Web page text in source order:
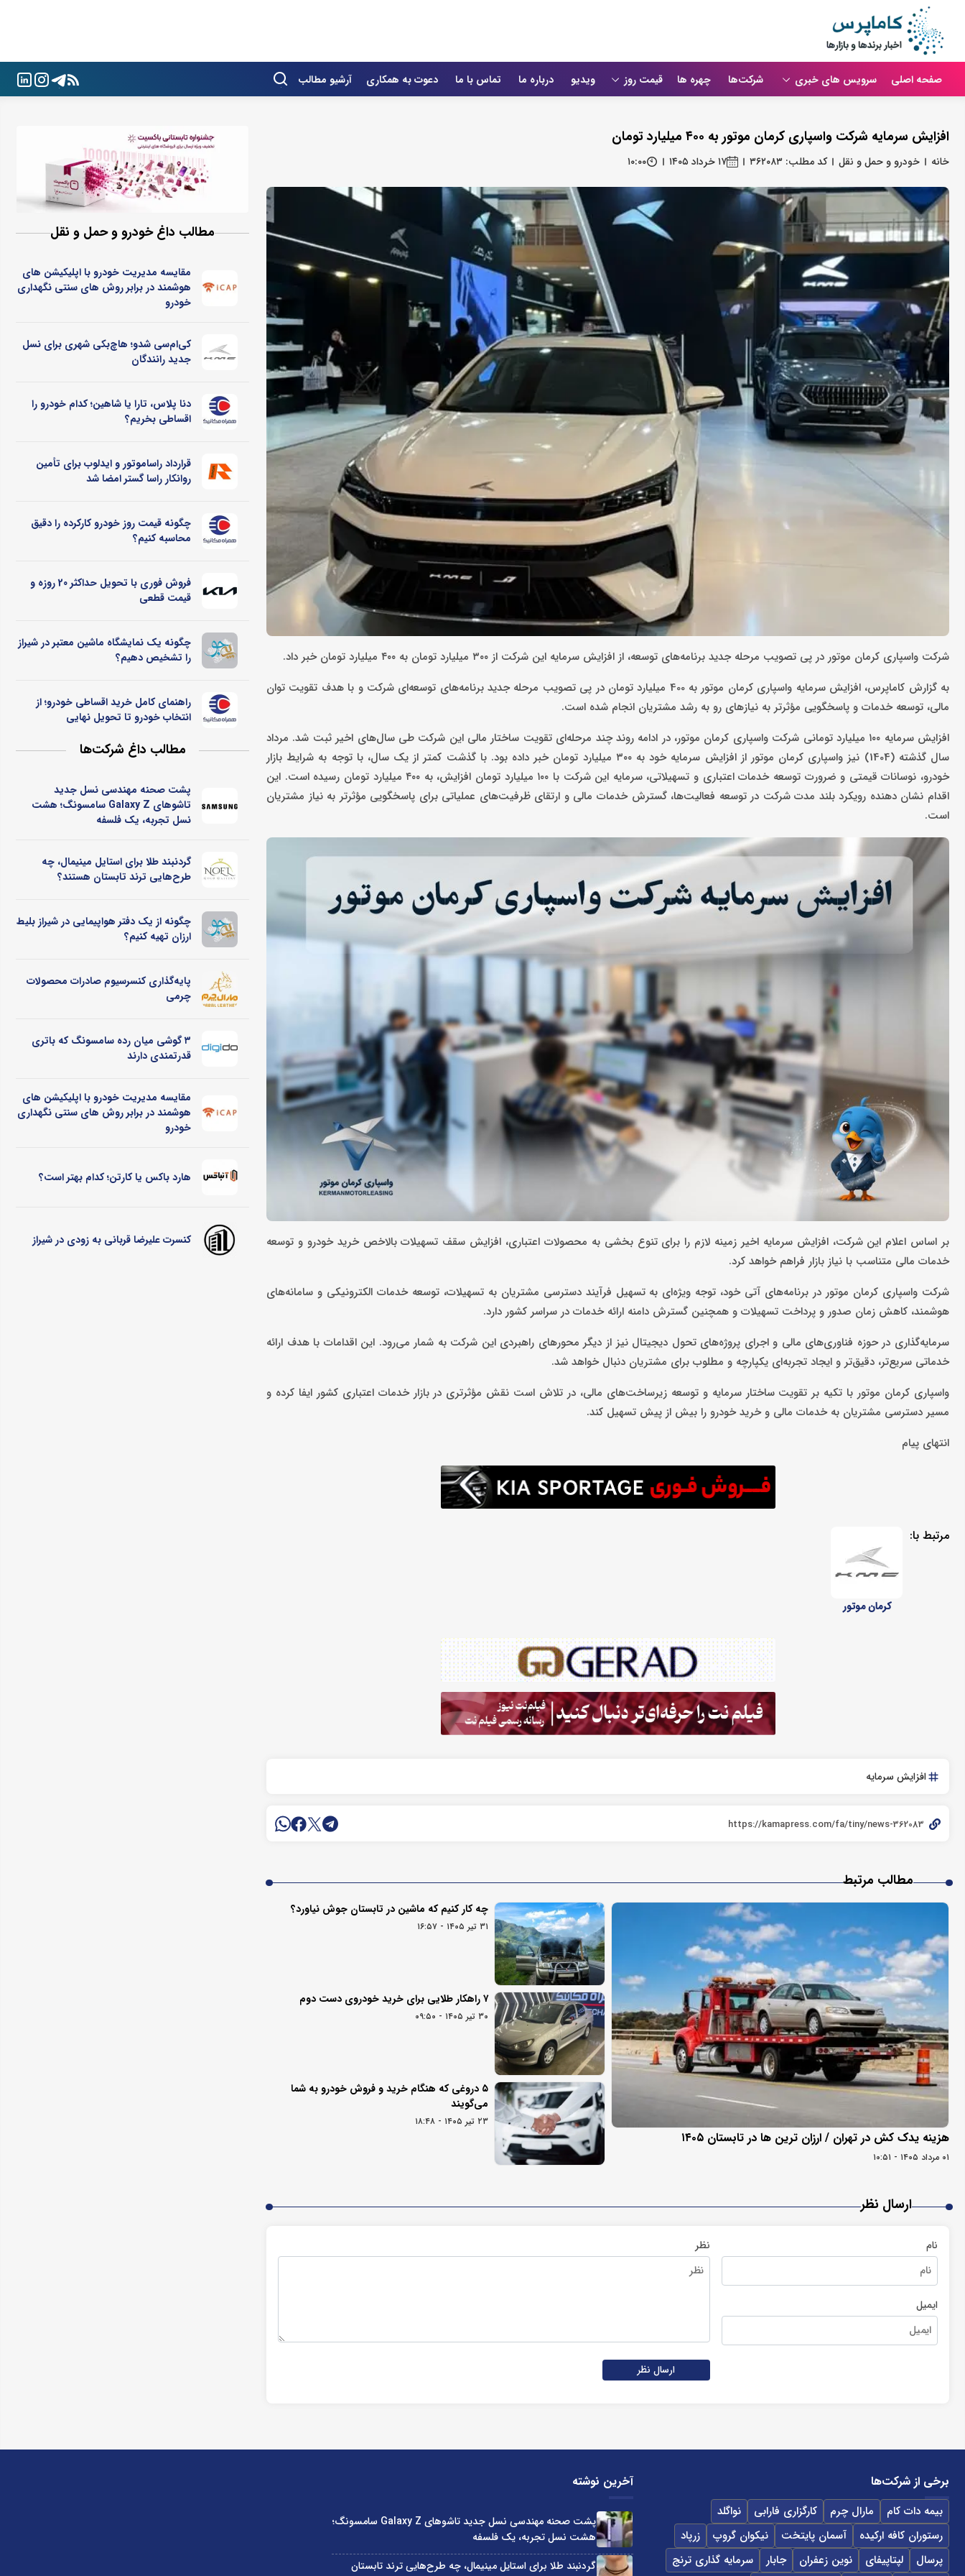
صفحه اصلی سرویس های خبری شرکت‌ها چهره ها قیمت روز ویدیو درباره ما تماس با ما دعوت به همکاری آرشیو مطالب
افزایش سرمایه شرکت واسپاری کرمان موتور به ۴۰۰ میلیارد تومان
خانه خودرو و حمل و نقل کد مطلب: ۳۶۲۰۸۳ ۱۷ خرداد ۱۴۰۵ ۱۰:۰۰
شرکت واسپاری کرمان موتور در پی تصویب مرحله جدید برنامه‌های توسعه، از افزایش سرمایه این شرکت از ۳۰۰ میلیارد تومان به ۴۰۰ میلیارد تومان خبر داد.
به گزارش کاماپرس، افزایش سرمایه واسپاری کرمان موتور به 400 میلیارد تومان در پی تصویب مرحله جدید برنامه‌های توسعه‌ای شرکت و با هدف تقویت توان
مالی، توسعه خدمات و پاسخگویی مؤثرتر به نیازهای رو به رشد مشتریان انجام شده است.
افزایش سرمایه ۱۰۰ میلیارد تومانی شرکت واسپاری کرمان موتور، در ادامه روند چند مرحله‌ای تقویت ساختار مالی این شرکت طی سال‌های اخیر ثبت شد. مرداد
سال گذشته (1404) نیز واسپاری کرمان موتور از افزایش سرمایه خود به ۳۰۰ میلیارد تومان خبر داده بود. با گذشت کمتر از یک سال، با توجه به شرایط بازار
خودرو، نوسانات قیمتی و ضرورت توسعه خدمات اعتباری و تسهیلاتی، سرمایه این شرکت با ۱۰۰ میلیارد تومان افزایش، به ۴۰۰ میلیارد تومان رسیده است. این
اقدام نشان دهنده رویکرد بلند مدت شرکت در توسعه فعالیت‌ها، گسترش خدمات مالی و ارتقای ظرفیت‌های عملیاتی برای پاسخگویی مؤثرتر به نیاز مشتریان
است.
بر اساس اعلام این شرکت، افزایش سرمایه اخیر زمینه لازم را برای تنوع بخشی به محصولات اعتباری، افزایش سقف تسهیلات بالاخص خرید خودرو و توسعه
خدمات مالی متناسب با نیاز بازار فراهم خواهد کرد.
شرکت واسپاری کرمان موتور در برنامه‌های آتی خود، توجه ویژه‌ای به تسهیل فرآیند دسترسی مشتریان به تسهیلات، توسعه خدمات الکترونیکی و سامانه‌های
هوشمند، کاهش زمان صدور و پرداخت تسهیلات و همچنین گسترش دامنه ارائه خدمات در سراسر کشور دارد.
سرمایه‌گذاری در حوزه فناوری‌های مالی و اجرای پروژه‌های تحول دیجیتال نیز از دیگر محورهای راهبردی این شرکت به شمار می‌رود. این اقدامات با هدف ارائه
خدماتی سریع‌تر، دقیق‌تر و ایجاد تجربه‌ای یکپارچه و مطلوب برای مشتریان دنبال خواهد شد.
واسپاری کرمان موتور با تکیه بر تقویت ساختار سرمایه و توسعه زیرساخت‌های مالی، در تلاش است نقش مؤثرتری در بازار خدمات اعتباری کشور ایفا کرده و
مسیر دسترسی مشتریان به خدمات مالی و خرید خودرو را بیش از پیش تسهیل کند.
انتهای پیام
مرتبط با:
کرمان موتور
افزایش سرمایه
مطالب مرتبط
هزینه یدک کش در تهران / ارزان ترین ها در تابستان ۱۴۰۵
۰۱ مرداد ۱۴۰۵ - ۱۰:۵۱
چه کار کنیم که ماشین در تابستان جوش نیاورد؟
۳۱ تیر ۱۴۰۵ - ۱۶:۵۷
۷ راهکار طلایی برای خرید خودروی دست دوم
۳۰ تیر ۱۴۰۵ - ۰۹:۵۰
۵ دروغی که هنگام خرید و فروش خودرو به شما
می‌گویند
۲۳ تیر ۱۴۰۵ - ۱۸:۴۸
ارسال نظر
نام
ایمیل
نظر
ارسال نظر
مطالب داغ خودرو و حمل و نقل
مقایسه مدیریت خودرو با اپلیکیشن های
هوشمند در برابر روش های سنتی نگهداری
خودرو
کی‌ام‌سی شدو؛ هاچ‌بکی شهری برای نسل
جدید رانندگان
دنا پلاس، تارا یا شاهین؛ کدام خودرو را
اقساطی بخریم؟
قرارداد راساموتور و ایدلوب برای تأمین
روانکار راسا گستر امضا شد
چگونه قیمت روز خودرو کارکرده را دقیق
محاسبه کنیم؟
فروش فوری با تحویل حداکثر 20 روزه و
قیمت قطعی
چگونه یک نمایشگاه ماشین معتبر در شیراز
را تشخیص دهیم؟
راهنمای کامل خرید اقساطی خودرو؛ از
انتخاب خودرو تا تحویل نهایی
مطالب داغ شرکت‌ها
پشت صحنه مهندسی نسل جدید
تاشوهای Galaxy Z سامسونگ؛ هشت
نسل تجربه، یک فلسفه
گردنبند طلا برای استایل مینیمال، چه
طرح‌هایی ترند تابستان هستند؟
چگونه از یک دفتر هواپیمایی در شیراز بلیط
ارزان تهیه کنیم؟
پایه‌گذاری کنسرسیوم صادرات محصولات
چرمی
۳ گوشی میان رده سامسونگ که باتری
قدرتمندی دارند
مقایسه مدیریت خودرو با اپلیکیشن های
هوشمند در برابر روش های سنتی نگهداری
خودرو
هارد باکس یا کارتن؛ کدام بهتر است؟
کنسرت علیرضا قربانی به زودی در شیراز
برخی از شرکت‌ها
بیمه دات کام مارال چرم کارگزاری فارابی
نواگلد
رستوران کافه ارکیده
آسمان پایتخت نیکوان گروپ
زرپاد
پرسال
لپتاپیفای نوین زعفران جابار سرمایه گذاری ترنج
آخرین نوشته
پشت صحنه مهندسی نسل جدید تاشوهای Galaxy Z سامسونگ؛
هشت نسل تجربه، یک فلسفه
گردنبند طلا برای استایل مینیمال، چه طرح‌هایی ترند تابستان